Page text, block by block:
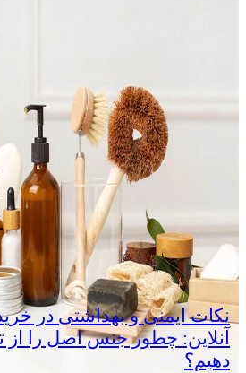
نکات ایمنی و بهداشتی در
آنلاین: چطور جنس اصل را
دهیم؟